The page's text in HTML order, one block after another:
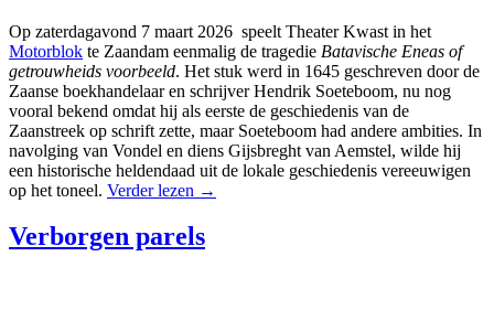
Op zaterdagavond 7 maart 2026 speelt Theater Kwast in het
Motorblok te Zaandam eenmalig de tragedie Batavische Eneas of
getrouwheids voorbeeld. Het stuk werd in 1645 geschreven door de
Zaanse boekhandelaar en schrijver Hendrik Soeteboom, nu nog
vooral bekend omdat hij als eerste de geschiedenis van de
Zaanstreek op schrift zette, maar Soeteboom had andere ambities. In
navolging van Vondel en diens Gijsbreght van Aemstel, wilde hij
een historische heldendaad uit de lokale geschiedenis vereeuwigen
op het toneel. Verder lezen →
Verborgen parels